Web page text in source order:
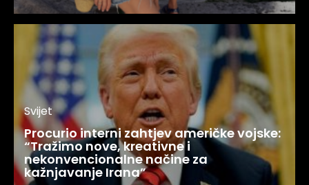
Svijet
Procurio interni zahtjev američke vojske:
“Tražimo nove, kreativne i
nekonvencionalne načine za
kažnjavanje Irana”